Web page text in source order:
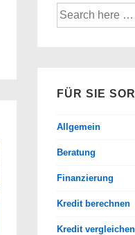
Suche
nach:
FÜR SIE
Allgemein
Beratung
Finanzierung
Kredit berechnen
Kredit vergleichen